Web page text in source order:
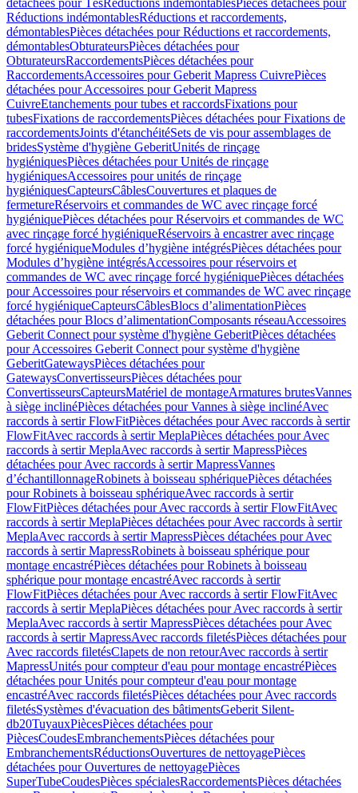
détachées pour TésRéductions indémontablesPièces détachées pour
Réductions indémontablesRéductions et raccordements,
démontablesPièces détachées pour Réductions et raccordements,
démontablesObturateursPièces détachées pour
ObturateursRaccordementsPièces détachées pour
RaccordementsAccessoires pour Geberit Mapress CuivrePièces
détachées pour Accessoires pour Geberit Mapress
CuivreEtanchements pour tubes et raccordsFixations pour
tubesFixations de raccordementsPièces détachées pour Fixations de
raccordementsJoints d'étanchéitéSets de vis pour assemblages de
bridesSystème d'hygiène GeberitUnités de rinçage
hygiéniquesPièces détachées pour Unités de rinçage
hygiéniquesAccessoires pour unités de rinçage
hygiéniquesCapteursCâblesCouvertures et plaques de
fermetureRéservoirs et commandes de WC avec rinçage forcé
hygiéniquePièces détachées pour Réservoirs et commandes de WC
avec rinçage forcé hygiéniqueRéservoirs à encastrer avec rinçage
forcé hygiéniqueModules d’hygiène intégrésPièces détachées pour
Modules d’hygiène intégrésAccessoires pour réservoirs et
commandes de WC avec rinçage forcé hygiéniquePièces détachées
pour Accessoires pour réservoirs et commandes de WC avec rinçage
forcé hygiéniqueCapteursCâblesBlocs d’alimentationPièces
détachées pour Blocs d’alimentationComposants réseauAccessoires
Geberit Connect pour système d'hygiène GeberitPièces détachées
pour Accessoires Geberit Connect pour système d'hygiène
GeberitGatewaysPièces détachées pour
GatewaysConvertisseursPièces détachées pour
ConvertisseursCapteursMatériel de montageArmatures brutesVannes
à siège inclinéPièces détachées pour Vannes à siège inclinéAvec
raccords à sertir FlowFitPièces détachées pour Avec raccords à sertir
FlowFitAvec raccords à sertir MeplaPièces détachées pour Avec
raccords à sertir MeplaAvec raccords à sertir MapressPièces
détachées pour Avec raccords à sertir MapressVannes
d’échantillonnageRobinets à boisseau sphériquePièces détachées
pour Robinets à boisseau sphériqueAvec raccords à sertir
FlowFitPièces détachées pour Avec raccords à sertir FlowFitAvec
raccords à sertir MeplaPièces détachées pour Avec raccords à sertir
MeplaAvec raccords à sertir MapressPièces détachées pour Avec
raccords à sertir MapressRobinets à boisseau sphérique pour
montage encastréPièces détachées pour Robinets à boisseau
sphérique pour montage encastréAvec raccords à sertir
FlowFitPièces détachées pour Avec raccords à sertir FlowFitAvec
raccords à sertir MeplaPièces détachées pour Avec raccords à sertir
MeplaAvec raccords à sertir MapressPièces détachées pour Avec
raccords à sertir MapressAvec raccords filetésPièces détachées pour
Avec raccords filetésClapets de non retourAvec raccords à sertir
MapressUnités pour compteur d'eau pour montage encastréPièces
détachées pour Unités pour compteur d'eau pour montage
encastréAvec raccords filetésPièces détachées pour Avec raccords
filetésSystèmes d'évacuation des bâtimentsGeberit Silent-
db20TuyauxPiècesPièces détachées pour
PiècesCoudesEmbranchementsPièces détachées pour
EmbranchementsRéductionsOuvertures de nettoyagePièces
détachées pour Ouvertures de nettoyagePièces
SuperTubeCoudesPièces spécialesRaccordementsPièces détachées